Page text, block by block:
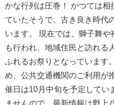
かな行列は圧巻！ かつては
ていたそうで、古き良き時代
います。 現在では、獅子舞
も行われ、地域住民と訪れる
ふれるお祭りとなっています
め、公共交通機関のご利用が
催日は10月中旬を予定してい
ませんので、最新情報は野上